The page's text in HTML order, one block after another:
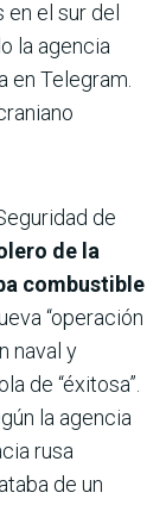
en el sur del
la agencia
en Telegram.
de
de la
combustible
“operación
naval y
de “éxitosa”.
la agencia
rusa
de un